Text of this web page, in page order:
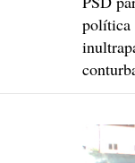
política